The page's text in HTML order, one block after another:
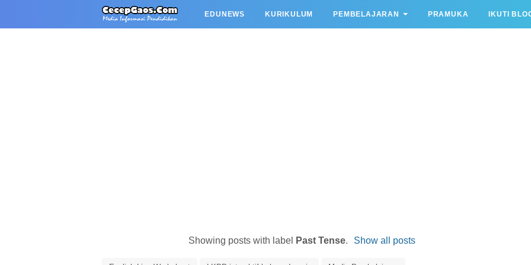
EDUNEWS KURIKULUM PEMBELAJARAN PRAMUKA IKUTI
Showing posts with label Past Tense. Show all posts